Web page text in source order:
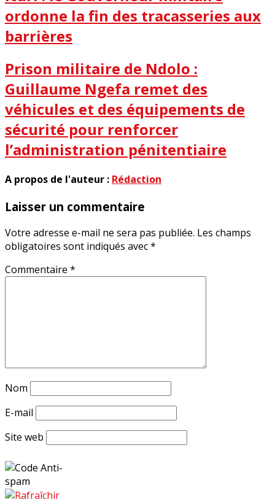
ordonne la fin des tracasseries aux
barrières
Prison militaire de Ndolo :
Guillaume Ngefa remet des
véhicules et des équipements de
sécurité pour renforcer
l’administration pénitentiaire
A propos de l'auteur : Rédaction
Laisser un commentaire
Votre adresse e-mail ne sera pas publiée. Les champs
obligatoires sont indiqués avec*
Commentaire *
Nom
E-mail
Site web